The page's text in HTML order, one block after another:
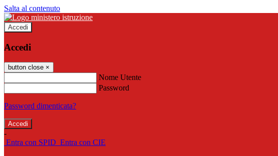
Salta al contenuto
Accedi
Accedi
button close ×
Nome Utente
Password
Password dimenticata?
-
Entra con SPID Entra con CIE